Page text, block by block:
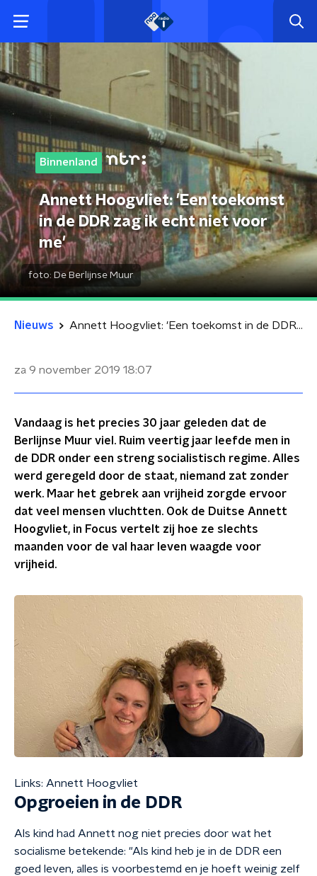
Binnenland
Annett Hoogvliet: 'Een toekomst
in de DDR zag ik echt niet voor
me'
foto: De Berlijnse Muur
Nieuws Annett Hoogvliet: 'Een toekomst in de DDR zag ik echt niet voor me'
za 9 november 2019 18:07
Vandaag is het precies 30 jaar geleden dat de
Berlijnse Muur viel. Ruim veertig jaar leefde men in
de DDR onder een streng socialistisch regime. Alles
werd geregeld door de staat, niemand zat zonder
werk. Maar het gebrek aan vrijheid zorgde ervoor
dat veel mensen vluchtten. Ook de Duitse Annett
Hoogvliet, in Focus vertelt zij hoe ze slechts
maanden voor de val haar leven waagde voor
vrijheid.
Links: Annett Hoogvliet
Opgroeien in de DDR
Als kind had Annett nog niet precies door wat het
socialisme betekende: "Als kind heb je in de DDR een
goed leven, alles is voorbestemd en je hoeft weinig zelf